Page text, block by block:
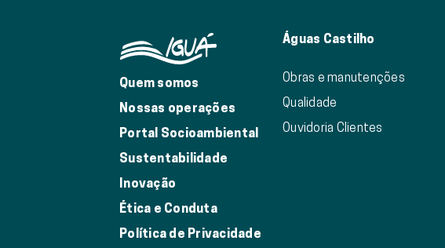
Quem somos
Nossas operações
Portal Socioambiental
Sustentabilidade
Inovação
Ética e Conduta
Política de Privacidade
Águas Castilho
Obras e manutenções
Qualidade
Ouvidoria Clientes